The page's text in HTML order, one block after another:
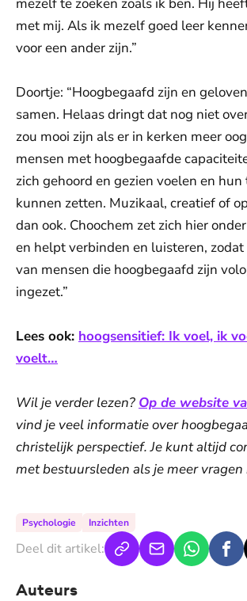
met mij. Als ik mezelf goed leer
voor een ander zijn.”
Doortje: “Hoogbegaafd zijn en
samen. Helaas dringt dat nog niet
zou mooi zijn als er in kerken meer
mensen met hoogbegaafde
zich gehoord en gezien voelen en
kunnen zetten. Muzikaal, creatief of
dan ook. Choochem zet zich hier
en helpt verbinden en luisteren,
van mensen die hoogbegaafd zijn
ingezet.”
Lees ook: hoogsensitief: Ik voel, ik
voelt…
Wil je verder lezen? Op de website
vind je veel informatie over
christelijk perspectief. Je kunt altijd
met bestuursleden als je meer vragen
Psychologie Inzichten
Deel dit artikel:
Auteurs